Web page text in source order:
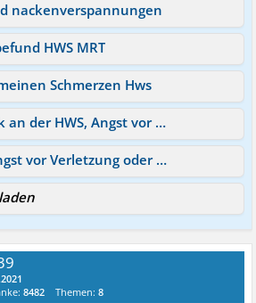
nackenverspannungen
HWS MRT
Schmerzen Hws
Nach Chiropraktik an der HWS, Angst vor Schlaganfall,
HWS gedehnt - Angst vor Verletzung oder Hirnblutung
8482 Themen:8